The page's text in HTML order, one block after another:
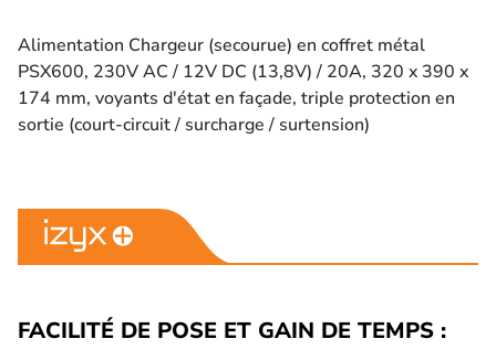
Alimentation Chargeur (secourue) en coffret métal
PSX600, 230V AC / 12V DC (13,8V) / 20A, 320 x 390 x
174 mm, voyants d'état en façade, triple protection en
sortie (court-circuit / surcharge / surtension)
FACILITÉ DE POSE ET GAIN DE TEMPS :